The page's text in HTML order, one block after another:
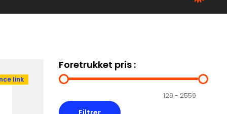
link
Foretrukket pris :